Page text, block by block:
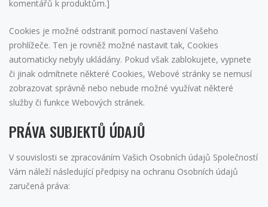
komentářů k produktům.]
Cookies je možné odstranit pomocí nastavení Vašeho
prohlížeče. Ten je rovněž možné nastavit tak, Cookies
automaticky nebyly ukládány. Pokud však zablokujete, vypnete
či jinak odmítnete některé Cookies, Webové stránky se nemusí
zobrazovat správně nebo nebude možné využívat některé
služby či funkce Webových stránek.
PRÁVA SUBJEKTŮ ÚDAJŮ
V souvislosti se zpracováním Vašich Osobních údajů Společností
Vám náleží následující předpisy na ochranu Osobních údajů
zaručená práva: